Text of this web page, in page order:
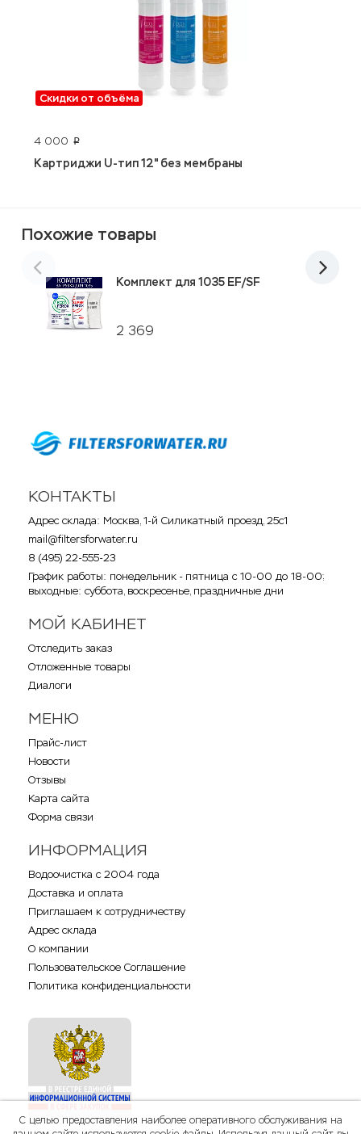
Скидки от объёма
4 000 p
Картриджи U-тип 12" без мембраны
Похожие товары
2 369
Комплект для 1035 EF/SF
КОНТАКТЫ
Адрес склада: Москва, 1-й Силикатный проезд, 25с1
mail@filtersforwater.ru
8 (495) 22-555-23
График работы: понедельник - пятница с 10-00 до 18-00;
выходные: суббота, воскресенье, праздничные дни
МОЙ КАБИНЕТ
Отследить заказ
Отложенные товары
Диалоги
МЕНЮ
Прайс-лист
Новости
Отзывы
Карта сайта
Форма связи
ИНФОРМАЦИЯ
Водоочистка с 2004 года
Доставка и оплата
Приглашаем к сотрудничеству
Адрес склада
О компании
Пользовательское Соглашение
Политика конфиденциальности
С целью предоставления наиболее оперативного обслуживания на